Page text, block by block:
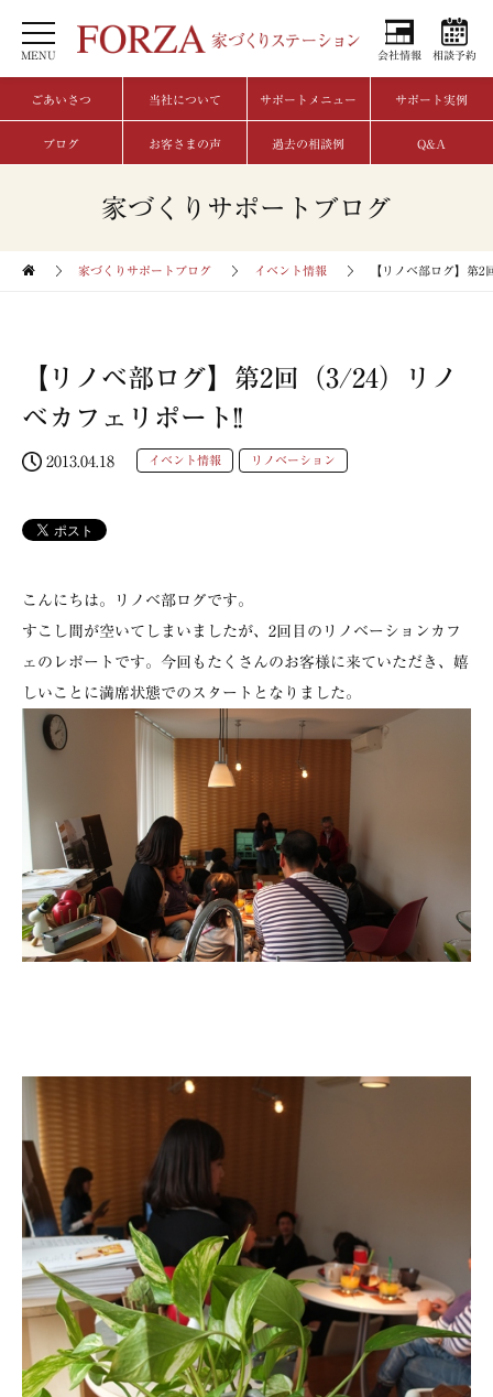
会社情報 相談予約
MENU
ごあいさつ 当社について サポートメニュー サポート実例
ブログ お客さまの声 過去の相談例 Q&A
家づくりサポートブログ
家づくりサポートブログ イベント情報 【リノベ部ログ】第
【リノベ部ログ】第2回（3/24）リノ
ベカフェリポート!!
2013.04.18 イベント情報 リノベーション
こんにちは。リノベ部ログです。
すこし間が空いてしまいましたが、2回目のリノベーションカフ
ェのレポートです。今回もたくさんのお客様に来ていただき、嬉
しいことに満席状態でのスタートとなりました。